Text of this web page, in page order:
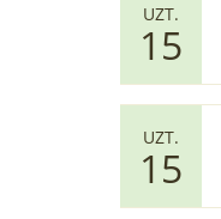
UZT.
15
UZT.
15